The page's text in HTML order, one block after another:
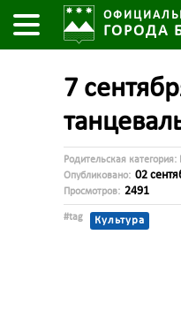
ГОРОДА
7
Родительская категория:
Опубликовано: 02
Просмотров: 2491
#tag Культура